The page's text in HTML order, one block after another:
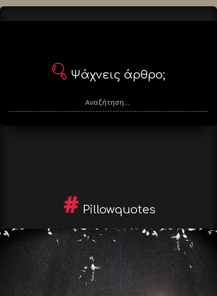
Ψάχνεις άρθρο;
Pillowquotes